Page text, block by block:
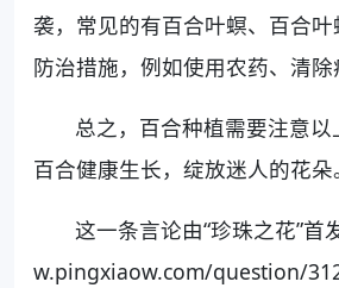
袭，常见的有百合叶螟、百合
防治措施，例如使用农药、清除
总之，百合种植需要注意
百合健康生长，绽放迷人的花朵。
这一条言论由“珍珠之花”
w.pingxiaow.com/question/